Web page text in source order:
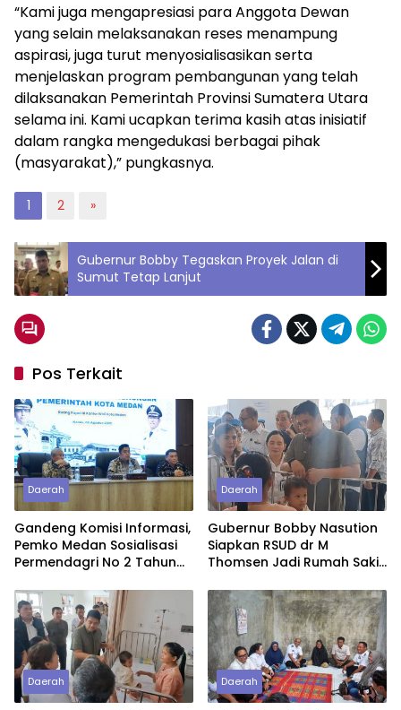
“Kami juga mengapresiasi para Anggota Dewan
yang selain melaksanakan reses menampung
aspirasi, juga turut menyosialisasikan serta
menjelaskan program pembangunan yang telah
dilaksanakan Pemerintah Provinsi Sumatera Utara
selama ini. Kami ucapkan terima kasih atas inisiatif
dalam rangka mengedukasi berbagai pihak
(masyarakat),” pungkasnya.
1 2 »
Gubernur Bobby Tegaskan Proyek Jalan di
Sumut Tetap Lanjut
Pos Terkait
Daerah
Gandeng Komisi Informasi,
Pemko Medan Sosialisasi
Permendagri No 2 Tahun
Daerah
Gubernur Bobby Nasution
Siapkan RSUD dr M
Thomsen Jadi Rumah Sakit
Daerah Daerah